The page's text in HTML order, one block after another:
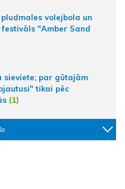
volejbola un
"Amber Sand
sieviete; par gūtajām
tikai pēc
(1)